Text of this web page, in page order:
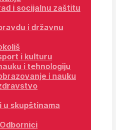
i socijalnu zaštitu
i državnu
i kulturu
i tehnologiju
i nauku
u skupštinama